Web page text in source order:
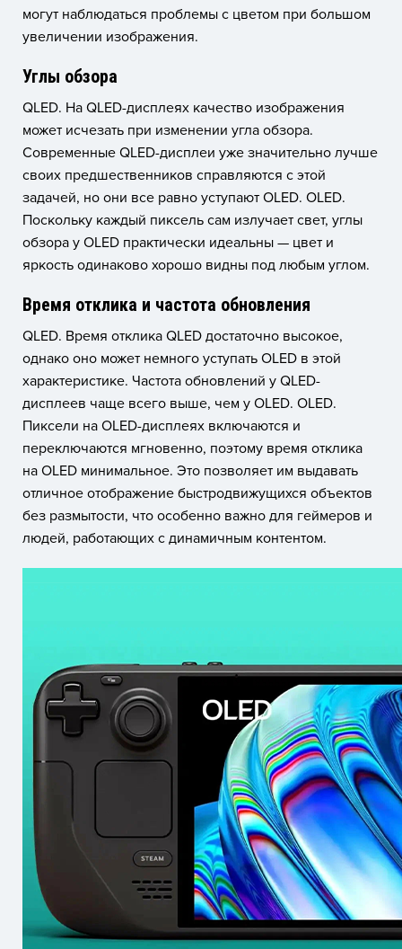
могут наблюдаться проблемы с цветом при большом
увеличении изображения.
Углы обзора
QLED. На QLED-дисплеях качество изображения
может исчезать при изменении угла обзора.
Современные QLED-дисплеи уже значительно лучше
своих предшественников справляются с этой
задачей, но они все равно уступают OLED. OLED.
Поскольку каждый пиксель сам излучает свет, углы
обзора у OLED практически идеальны — цвет и
яркость одинаково хорошо видны под любым углом.
Время отклика и частота обновления
QLED. Время отклика QLED достаточно высокое,
однако оно может немного уступать OLED в этой
характеристике. Частота обновлений у QLED-
дисплеев чаще всего выше, чем у OLED. OLED.
Пиксели на OLED-дисплеях включаются и
переключаются мгновенно, поэтому время отклика
на OLED минимальное. Это позволяет им выдавать
отличное отображение быстродвижущихся объектов
без размытости, что особенно важно для геймеров и
людей, работающих с динамичным контентом.